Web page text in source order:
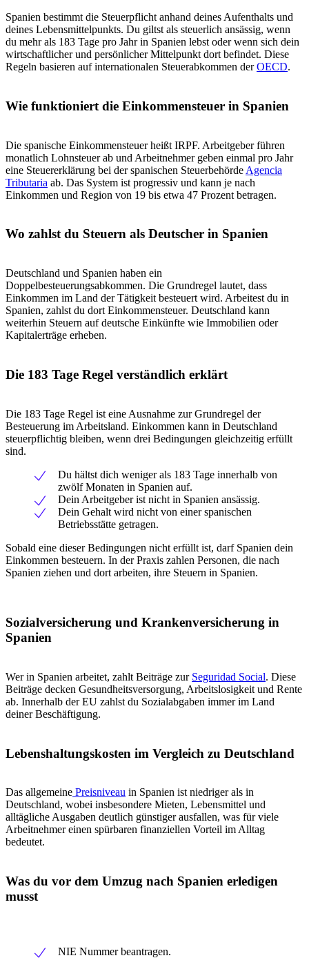
Spanien bestimmt die Steuerpflicht anhand deines Aufenthalts und
deines Lebensmittelpunkts. Du giltst als steuerlich ansässig, wenn
du mehr als 183 Tage pro Jahr in Spanien lebst oder wenn sich dein
wirtschaftlicher und persönlicher Mittelpunkt dort befindet. Diese
Regeln basieren auf internationalen Steuerabkommen derOECD.
Wie funktioniert die Einkommensteuer in Spanien
Die spanische Einkommensteuer heißt IRPF. Arbeitgeber führen
monatlich Lohnsteuer ab und Arbeitnehmer geben einmal pro Jahr
eine Steuererklärung bei der spanischen Steuerbehörde Agencia
Tributaria ab. Das System ist progressiv und kann je nach
Einkommen und Region von 19 bis etwa 47 Prozent betragen.
Wo zahlst du Steuern als Deutscher in Spanien
Deutschland und Spanien haben ein
Doppelbesteuerungsabkommen. Die Grundregel lautet, dass
Einkommen im Land der Tätigkeit besteuert wird. Arbeitest du in
Spanien, zahlst du dort Einkommensteuer. Deutschland kann
weiterhin Steuern auf deutsche Einkünfte wie Immobilien oder
Kapitalerträge erheben.
Die 183 Tage Regel verständlich erklärt
Die 183 Tage Regel ist eine Ausnahme zur Grundregel der
Besteuerung im Arbeitsland. Einkommen kann in Deutschland
steuerpflichtig bleiben, wenn drei Bedingungen gleichzeitig erfüllt
sind.
Du hältst dich weniger als 183 Tage innerhalb von
zwölf Monaten in Spanien auf.
Dein Arbeitgeber ist nicht in Spanien ansässig.
Dein Gehalt wird nicht von einer spanischen
Betriebsstätte getragen.
Sobald eine dieser Bedingungen nicht erfüllt ist, darf Spanien dein
Einkommen besteuern. In der Praxis zahlen Personen, die nach
Spanien ziehen und dort arbeiten, ihre Steuern in Spanien.
Sozialversicherung und Krankenversicherung in
Spanien
Wer in Spanien arbeitet, zahlt Beiträge zur Seguridad Social. Diese
Beiträge decken Gesundheitsversorgung, Arbeitslosigkeit und Rente
ab. Innerhalb der EU zahlst du Sozialabgaben immer im Land
deiner Beschäftigung.
Lebenshaltungskosten im Vergleich zu Deutschland
Das allgemeine Preisniveau in Spanien ist niedriger als in
Deutschland, wobei insbesondere Mieten, Lebensmittel und
alltägliche Ausgaben deutlich günstiger ausfallen, was für viele
Arbeitnehmer einen spürbaren finanziellen Vorteil im Alltag
bedeutet.
Was du vor dem Umzug nach Spanien erledigen
musst
NIE Nummer beantragen.